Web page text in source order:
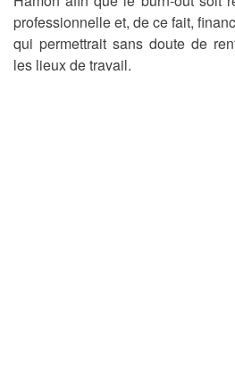
professionnelle et, de ce fait,
qui permettrait sans doute de
les lieux de travail.